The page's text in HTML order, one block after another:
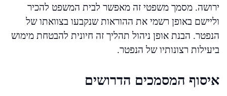
ירושה. מסמך משפטי זה מאפשר לבית המשפט להכיר
וליישם באופן רשמי את ההוראות שנקבעו בצוואתו של
הנפטר. הבנת אופן ניהול תהליך זה חיונית להבטחת מימוש
ביעילות רצונותיו של הנפטר.
איסוף המסמכים הדרושים